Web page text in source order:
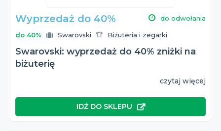
Wyprzedaż do 40% do odwołania
do 40% Swarovski Biżuteria i zegarki
Swarovski: wyprzedaż do 40% zniżki na
biżuterię
czytaj więcej
IDŹ DO SKLEPU